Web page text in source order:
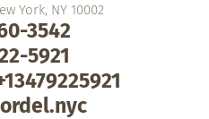
York, NY 10002
3542
5921